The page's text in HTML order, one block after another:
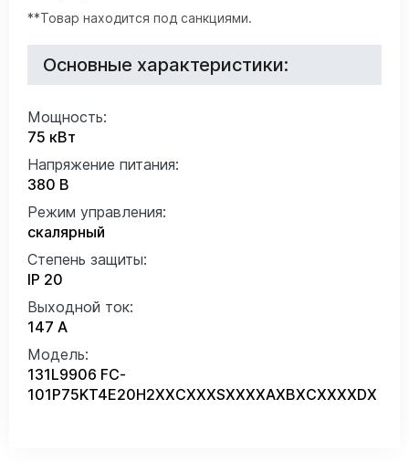
**Товар находится под санкциями.
Основные характеристики:
Мощность:
75 кВт
Напряжение питания:
380 В
Режим управления:
скалярный
Степень защиты:
IP 20
Выходной ток:
147 А
Модель:
131L9906 FC-
101P75KT4E20H2XXCXXXSXXXXAXBXCXXXXDX